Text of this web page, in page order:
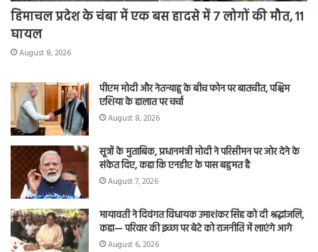
हिमाचल प्रदेश के चंबा में एक बस हादसे में 7 लोगों की मौत, 11
घायल
August 8, 2026
पीएम मोदी और नेतन्याहू के बीच फोन पर बातचीत, पश्चिम
एशिया के हालात पर चर्चा
August 8, 2026
सूत्रों के मुताबिक, प्रधानमंत्री मोदी ने परिसीमन पर जोर देने के
संकेत दिए, कहा कि एनडीए के पास बहुमत है
August 7, 2026
मायावती ने दिवंगत विधायक उमाशंकर सिंह को दी श्रद्धांजलि,
कहा— परिवार की इच्छा पर बेटे को राजनीति में लाएंगे आगे
August 6, 2026